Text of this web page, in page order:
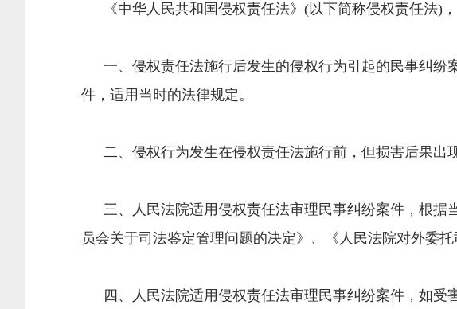
《中华人民共和国侵权责任法》(以下简称侵权责任法)，
一、侵权责任法施行后发生的侵权行为引起的民事纠纷
件，适用当时的法律规定。
二、侵权行为发生在侵权责任法施行前，但损害后果出
三、人民法院适用侵权责任法审理民事纠纷案件，根据
员会关于司法鉴定管理问题的决定》、《人民法院对外委
四、人民法院适用侵权责任法审理民事纠纷案件，如受